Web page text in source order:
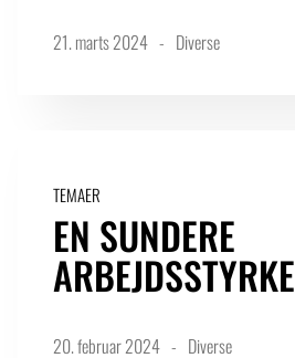
21. marts 2024 Diverse
TEMAER
EN SUNDERE
ARBEJDSSTYRKE
20. februar 2024 Diverse